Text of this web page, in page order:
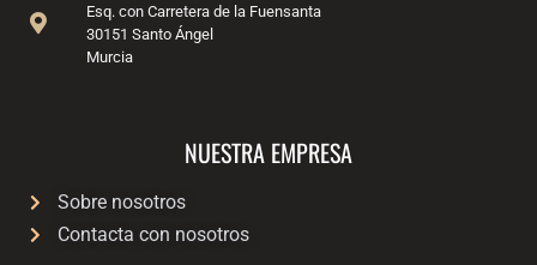
Esq. con Carretera de la Fuensanta
30151 Santo Ángel
Murcia
NUESTRA EMPRESA
Sobre nosotros
Contacta con nosotros